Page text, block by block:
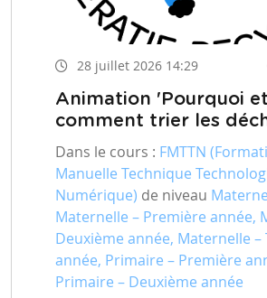
28 juillet 2026 14:29
Animation 'Pourquoi et
comment trier les
Dans le cours : FMTTN
Manuelle Technique
Numérique) de niveau
Maternelle – Première année,
Deuxième année, Maternelle –
année, Primaire – Première
Primaire – Deuxième année